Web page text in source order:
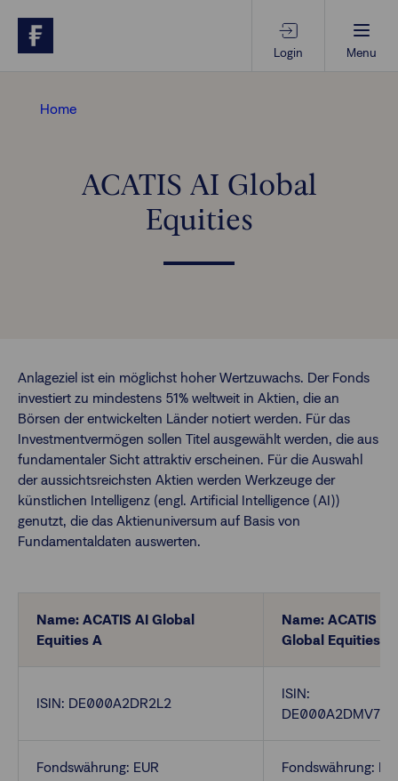
Login Menu
Beratungs-Tools
Finanzberatende
Anlegende
Newsletter
Login
Home
ACATIS AI Global
Equities
Anlageziel ist ein möglichst hoher Wertzuwachs. Der Fonds
investiert zu mindestens 51% weltweit in Aktien, die an
Börsen der entwickelten Länder notiert werden. Für das
Investmentvermögen sollen Titel ausgewählt werden, die aus
fundamentaler Sicht attraktiv erscheinen. Für die Auswahl
der aussichtsreichsten Aktien werden Werkzeuge der
künstlichen Intelligenz (engl. Artificial Intelligence (AI))
genutzt, die das Aktienuniversum auf Basis von
Fundamentaldaten auswerten.
Name: ACATIS AI Global
Equities A
Name: ACATIS AI
Global Equities B
ISIN: DE000A2DR2L2
ISIN:
DE000A2DMV73
Fondswährung: EUR Fondswährung: